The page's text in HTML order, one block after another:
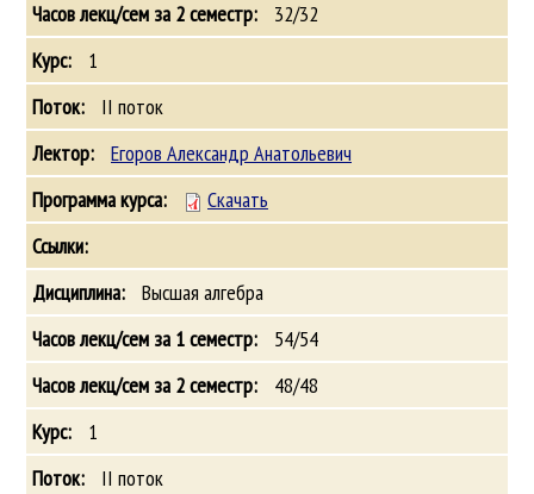
32/32
1
II поток
Егоров Александр Анатольевич
Скачать
Высшая алгебра
54/54
48/48
1
II поток